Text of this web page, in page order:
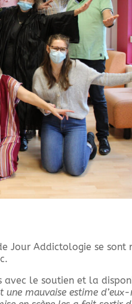
Jour Addictologie se
le soutien et la
mauvaise estime